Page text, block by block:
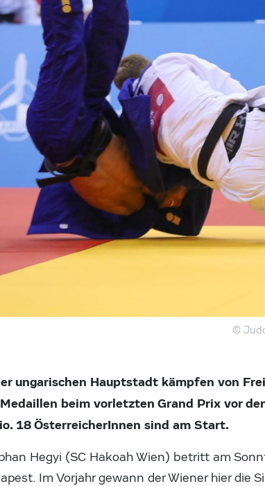
©
ungarischen Hauptstadt kämpfen von
beim vorletzten Grand Prix vor
18 ÖsterreicherInnen sind am Start.
Hegyi (SC Hakoah Wien) betritt am
Im Vorjahr gewann der Wiener hier die